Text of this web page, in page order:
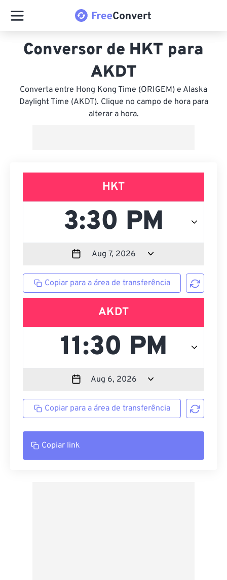
Conversor de HKT para
AKDT
Converta entre Hong Kong Time (ORIGEM) e Alaska
Daylight Time (AKDT). Clique no campo de hora para
alterar a hora.
HKT
Copiar para a área de transferência
AKDT
Copiar para a área de transferência
Copiar link